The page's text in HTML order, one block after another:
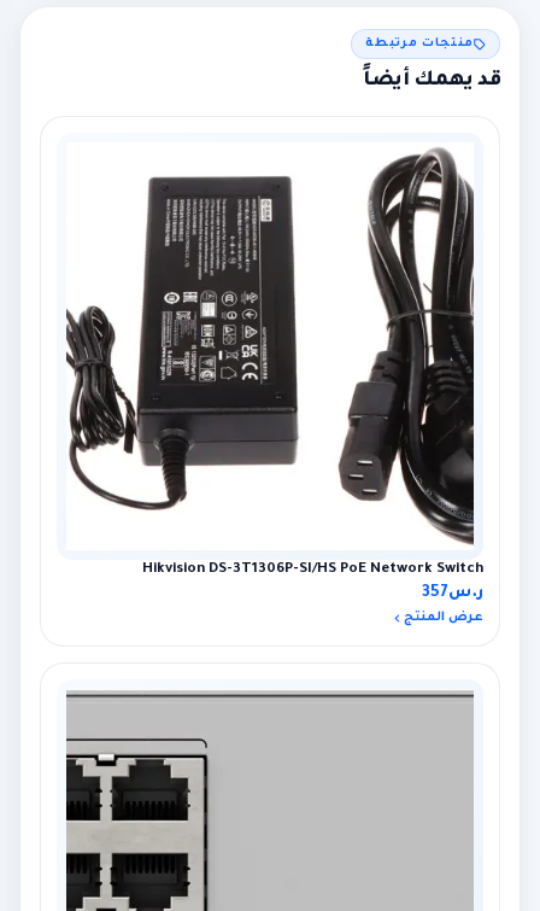
منتجات مرتبطة
قد يهمك أيضاً
Hikvision DS-3T1306P-SI/HS PoE Network Switch
ر.س357
عرض المنتج